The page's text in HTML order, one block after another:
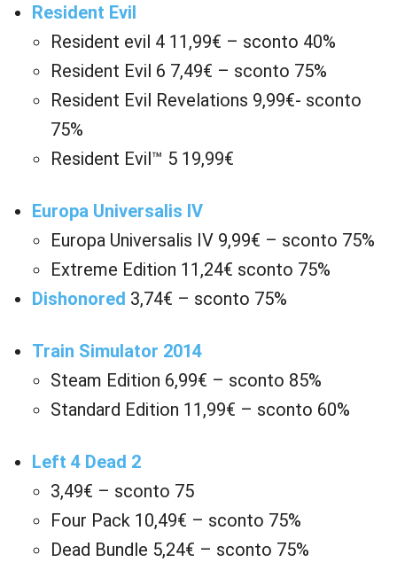
Resident Evil
Resident evil 4 11,99€ – sconto 40%
Resident Evil 6 7,49€ – sconto 75%
Resident Evil Revelations 9,99€- sconto
75%
Resident Evil™ 5 19,99€
Europa Universalis IV
Europa Universalis IV 9,99€ – sconto 75%
Extreme Edition 11,24€ sconto 75%
Dishonored 3,74€ – sconto 75%
Train Simulator 2014
Steam Edition 6,99€ – sconto 85%
Standard Edition 11,99€ – sconto 60%
Left 4 Dead 2
3,49€ – sconto 75
Four Pack 10,49€ – sconto 75%
Dead Bundle 5,24€ – sconto 75%